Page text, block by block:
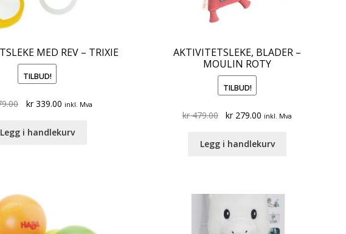
MED REV – TRIXIE
TILBUD!
Original
was:
kr339.00Current
is:
inkl. Mva
Legg i handlekurv
AKTIVITETSLEKE, BLADER –
MOULIN ROTY
TILBUD!
kr479.00
Original
was:
kr279.00 Current
is:
inkl. Mva
Legg i handlekurv